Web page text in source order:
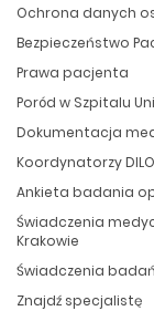
Ochrona danych
Bezpieczeństwo
Prawa pacjenta
Poród w Szpitalu
Dokumentacja
Koordynatorzy DILO
Ankieta badania
Świadczenia
Krakowie
Świadczenia
Znajdź specjalistę